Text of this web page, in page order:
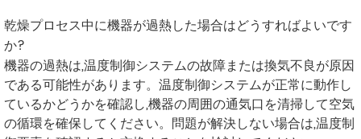
乾燥プロセス中に機器が過熱した場合はどうすればよいです
か?
機器の過熱は,温度制御システムの故障または換気不良が原因
である可能性があります。温度制御システムが正常に動作し
ているかどうかを確認し,機器の周囲の通気口を清掃して空気
の循環を確保してください。問題が解決しない場合は,温度制